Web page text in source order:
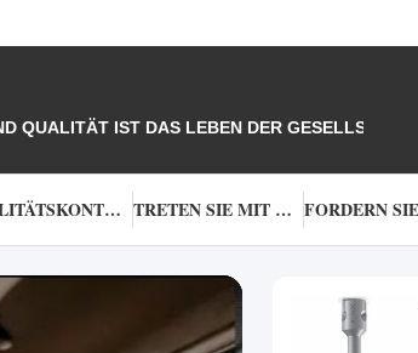
QUALITÄT IST DAS LEBEN DER GESELLSCHAFT.
QUALITÄTSKONTROLLE TRETEN SIE MIT UNS IN VERBINDUNG